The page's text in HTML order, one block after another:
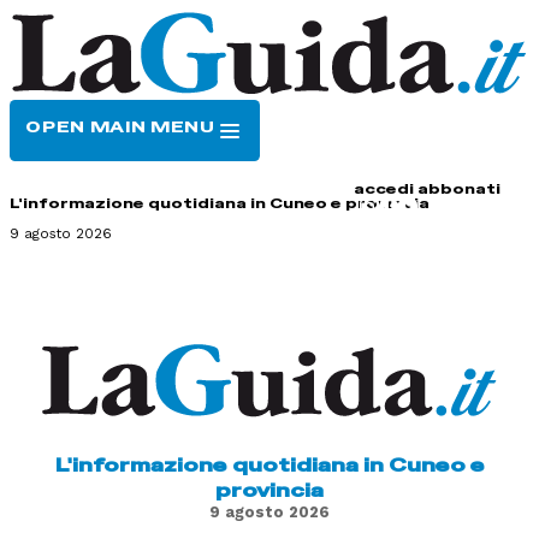
OPEN MAIN MENU
accedi abbonati
L'informazione quotidiana in Cuneo e provincia
9 agosto 2026
L'informazione quotidiana in Cuneo e
provincia
9 agosto 2026